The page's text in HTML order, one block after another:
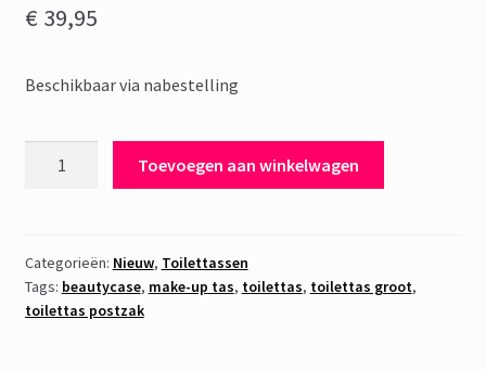
€ 39,95
Beschikbaar via nabestelling
aantal
Toevoegen aan winkelwagen
Categorieën: Nieuw, Toilettassen
Tags: beautycase, make-up tas, toilettas, toilettas groot,
toilettas postzak